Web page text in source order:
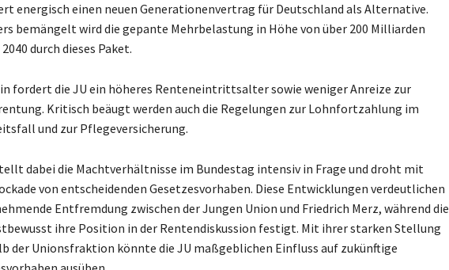
energisch einen neuen Generationenvertrag für Deutschland als Alternative.
bemängelt wird die gepante Mehrbelastung in Höhe von über 200 Milliarden
durch dieses Paket.
fordert die JU ein höheres Renteneintrittsalter sowie weniger Anreize zur
Kritisch beäugt werden auch die Regelungen zur Lohnfortzahlung im
und zur Pflegeversicherung.
dabei die Machtverhältnisse im Bundestag intensiv in Frage und droht mit
von entscheidenden Gesetzesvorhaben. Diese Entwicklungen verdeutlichen
Entfremdung zwischen der Jungen Union und Friedrich Merz, während die
ihre Position in der Rentendiskussion festigt. Mit ihrer starken Stellung
der Unionsfraktion könnte die JU maßgeblichen Einfluss auf zukünftige